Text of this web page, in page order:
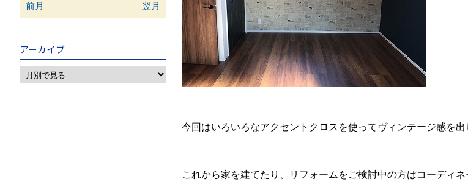
今回はいろいろなアクセントクロスを使ってヴィンテージ感を出
これから家を建てたり、リフォームをご検討中の方はコーディネ
前月 翌月
アーカイブ